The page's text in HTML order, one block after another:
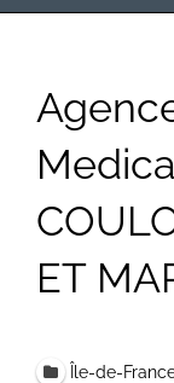
Plans et
Financement
Contact
ET
Île-de-